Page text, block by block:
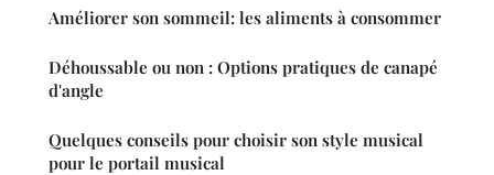
Améliorer son sommeil: les aliments à consommer
Déhoussable ou non : Options pratiques de canapé
d'angle
Quelques conseils pour choisir son style musical
pour le portail musical